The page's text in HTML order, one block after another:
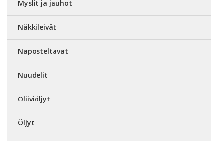
Myslit ja jauhot
Näkkileivät
Naposteltavat
Nuudelit
Oliiviöljyt
Öljyt